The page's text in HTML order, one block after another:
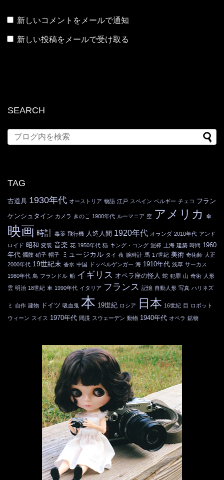
新しいコメントをメールで通知
新しい投稿をメールで受け取る
SEARCH
TAG
古道具 1930年代 オーストリア 物語 江戸 スペイン ベルギー チェコ フラン
ケンシュタイン カメラ きのこ 1900年代 ルーマニア 空 アメリカ 傘
映画 時計 毒薬 飛行機 人造人間 1920年代 オランダ 2010年代 アンド
ロイド 昭和 変装 音楽 花 1950年代 猫 キング・コング 泥棒 上海 建築 時間 1960
年代 髑髏 硝子 帽子 ミュージカル タイ 夜 腕時計 馬 17世紀 美術 奇術師 大正
2000年代 19世紀末 香水 中国 ドッペルゲンガー 海 1910年代 浅草 サーカス
1980年代 鳥 フランドル 船 イギリス オペラ座の怪人 蛇 犯罪 山 奇術 人形
雲 明治 18世紀 車 1990年代 イタリア フランス 記憶 自動人形 写真 ハリネズ
ミ 自作 建物 ドイツ 吸血鬼 本 19世紀 ロシア 日本 16世紀 目 ロボット
ウィーン スイス 1970年代 間諜 スウェーデン 動物 1940年代 オペラ 鉱物